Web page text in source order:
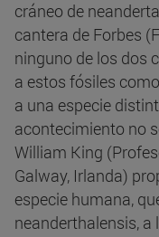
cráneo de
cantera de Forbes
ninguno de los dos
a estos fósiles
a una especie
acontecimiento no
William King
Galway, Irlanda)
especie humana,
neanderthalensis,